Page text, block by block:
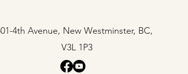
4th Avenue, New Westminster, BC,
V3L 1P3